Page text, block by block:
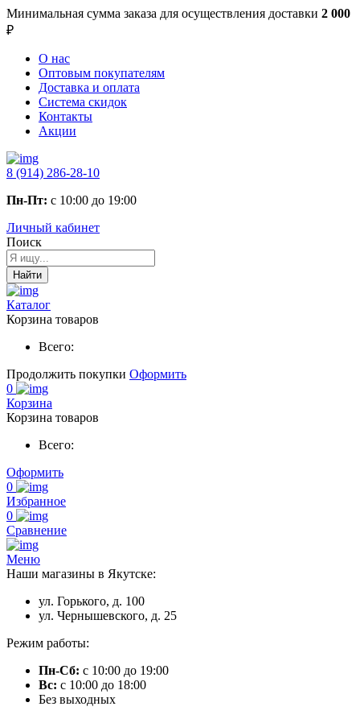
Минимальная сумма заказа для осуществления доставки 2 000
₽
О нас
Оптовым покупателям
Доставка и оплата
Система скидок
Контакты
Акции
8 (914) 286-28-10
Пн-Пт: с 10:00 до 19:00
Личный кабинет
Поиск
Найти
Каталог
Корзина товаров
Всего:
Продолжить покупки Оформить
0
Корзина
Корзина товаров
Всего:
Оформить
0
Избранное
0
Сравнение
Меню
Наши магазины в Якутске:
ул. Горького, д. 100
ул. Чернышевского, д. 25
Режим работы:
Пн-Сб: с 10:00 до 19:00
Вс: с 10:00 до 18:00
Без выходных